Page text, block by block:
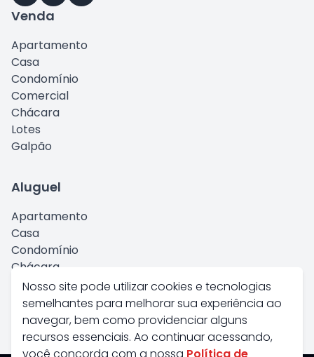
Nosso site pode utilizar cookies e tecnologias
semelhantes para melhorar sua experiência ao
navegar, bem como providenciar alguns
recursos essenciais. Ao continuar acessando,
Venda
Apartamento
Casa
Condomínio
Comercial
Chácara
Lotes
Galpão
Aluguel
Apartamento
Casa
Condomínio
Chácara
Comercial
Kitnet
Galpão